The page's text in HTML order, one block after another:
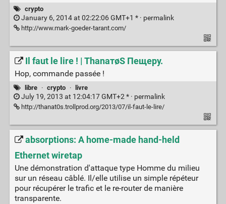
crypto
January 6, 2014 at 02:22:06 GMT+1 * · permalink
http://www.mark-goeder-tarant.com/
Il faut le lire ! | ThаnатøS Пещеру.
Hop, commande passée !
libre · crypto · livre
July 19, 2013 at 12:04:17 GMT+2 * · permalink
http://thanat0s.trollprod.org/2013/07/il-faut-le-lire/
absorptions: A home-made hand-held
Ethernet wiretap
Une démonstration d'attaque type Homme du milieu
sur un réseau câblé. Il/elle utilise un simple répéteur
pour récupérer le trafic et le re-router de manière
transparente.